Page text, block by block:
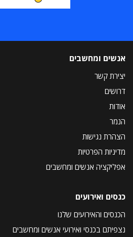
אנשים ומחשבים
יצירת קשר
דרושים
אודות
הנמר
הצהרת נגישות
מדיניות הפרטיות
אפליקציה אנשים ומחשבים
כנסים ואירועים
הכנסים והאירועים שלנו
נצפיתם בכנסי ואירועי אנשים ומחשבים